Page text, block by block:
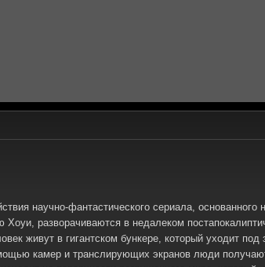
научно-фантастического сериала, основанного
Хоуи, разворачиваются в недалеком
живут в гигантском бункере, который уходит
камер и транслирующих экранов люди